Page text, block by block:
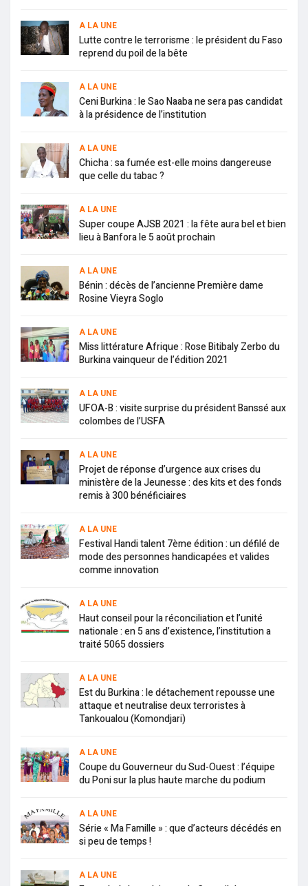
A LA UNE
Lutte contre le terrorisme : le président du Faso
reprend du poil de la bête
A LA UNE
Ceni Burkina : le Sao Naaba ne sera pas candidat
à la présidence de l’institution
A LA UNE
Chicha : sa fumée est-elle moins dangereuse
que celle du tabac ?
A LA UNE
Super coupe AJSB 2021 : la fête aura bel et bien
lieu à Banfora le 5 août prochain
A LA UNE
Bénin : décès de l’ancienne Première dame
Rosine Vieyra Soglo
A LA UNE
Miss littérature Afrique : Rose Bitibaly Zerbo du
Burkina vainqueur de l’édition 2021
A LA UNE
UFOA-B : visite surprise du président Banssé aux
colombes de l’USFA
A LA UNE
Projet de réponse d’urgence aux crises du
ministère de la Jeunesse : des kits et des fonds
remis à 300 bénéficiaires
A LA UNE
Festival Handi talent 7ème édition : un défilé de
mode des personnes handicapées et valides
comme innovation
A LA UNE
Haut conseil pour la réconciliation et l’unité
nationale : en 5 ans d’existence, l’institution a
traité 5065 dossiers
A LA UNE
Est du Burkina : le détachement repousse une
attaque et neutralise deux terroristes à
Tankoualou (Komondjari)
A LA UNE
Coupe du Gouverneur du Sud-Ouest : l’équipe
du Poni sur la plus haute marche du podium
A LA UNE
Série « Ma Famille » : que d’acteurs décédés en
si peu de temps !
A LA UNE